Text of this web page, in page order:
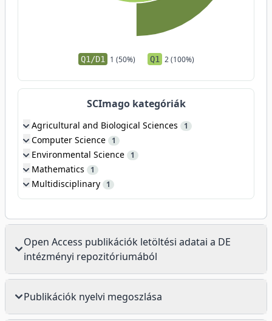
Q1/D1 1 (50%) Q1 2 (100%)
SCImago kategóriák
Agricultural and Biological Sciences 1
Computer Science 1
Environmental Science 1
Mathematics 1
Multidisciplinary 1
Open Access publikációk letöltési adatai a DE
intézményi repozitóriumából
Publikációk nyelvi megoszlása